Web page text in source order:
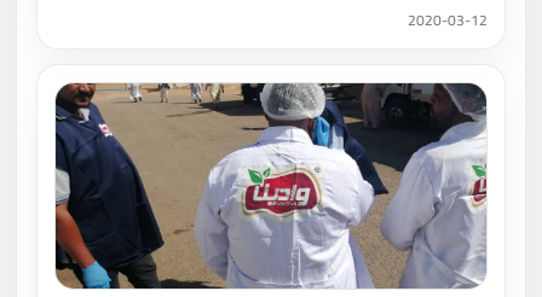
2020-03-12